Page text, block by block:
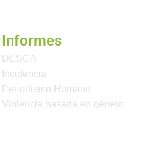
Informes
DESCA
Incidencia
Periodismo Humano
Violencia basada en género